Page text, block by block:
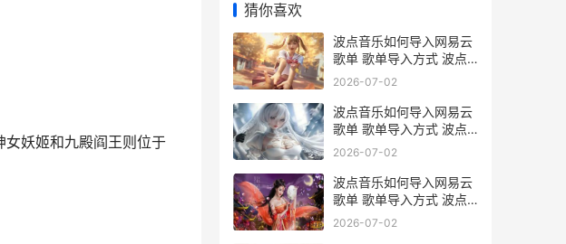
女妖姬和九殿阎王则位于
猜你喜欢
波点音乐如何导入网易云
歌单 歌单导入方式 波点
音乐下载歌曲导出
2026-07-02
波点音乐如何导入网易云
歌单 歌单导入方式 波点
音乐怎么保存图片
2026-07-02
波点音乐如何导入网易云
歌单 歌单导入方式 波点
音乐怎么导入歌单
2026-07-02